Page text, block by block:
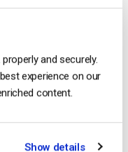
and securely.
experience on our
content.
Show details
Brightcove collabora
di qualsiasi
masolo per